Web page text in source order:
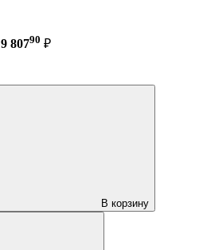
9 80790 ₽
В корзину